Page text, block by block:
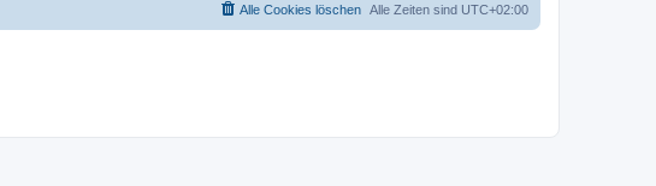
Alle Zeiten sind UTC+02:00
Alle Cookies löschen